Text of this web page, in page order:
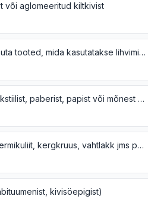
või aglomeeritud kiltkivist
Veskikivid, käiad, lihvkettad jms kanderaamistikuta tooted, mida kasutatakse lihvimis-, teritus-, poleerimis- või lõikamistöödeks, käsitsi teritamise või lihvimise kivid, nende osad looduslikust kivist, aglomeeritud looduslikest või tehisabrasiividest või keraamilisest materjalist, muust materjalist lisadetailidega või ilma
Looduslikud või tehisabrasiivterad ja -pulber tekstiilist, paberist, papist või mõnest muust materjalist alusel, vajaliku vormi saavutamiseks lõigatud, õmmeldud või muul moel töödeldud või töötlemata
Räbuvatt, kivivill jms mineraalvatid; paisutatud vermikuliit, kergkruus, vahtlakk jms paisutatud mineraalmaterjalid; segud ja tooted mineraalsetest soojus- või heliisolatsiooni- või helisummutusmaterjalidest, v.a rubriikide 6811 ja 6812 ning grupi 69 tooted
kivisöepigist)